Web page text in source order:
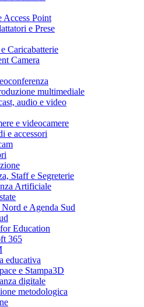
Access Point
e Prese
Caricabatterie
Camera
multimediale
audio e video
e videocamere
e accessori
Staff e Segreterie
Artificiale
e Agenda Sud
Education
365
educativa
e Stampa3D
digitale
metodologica